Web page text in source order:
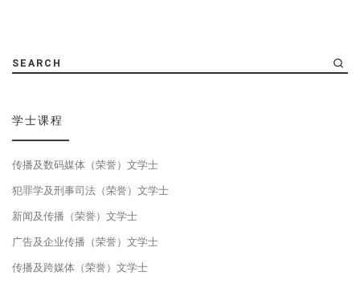
SEARCH
学士课程
传播及数码媒体（荣誉）文学士
犯罪学及刑事司法（荣誉）文学士
新闻及传播（荣誉）文学士
广告及企业传播（荣誉）文学士
传播及跨媒体（荣誉）文学士